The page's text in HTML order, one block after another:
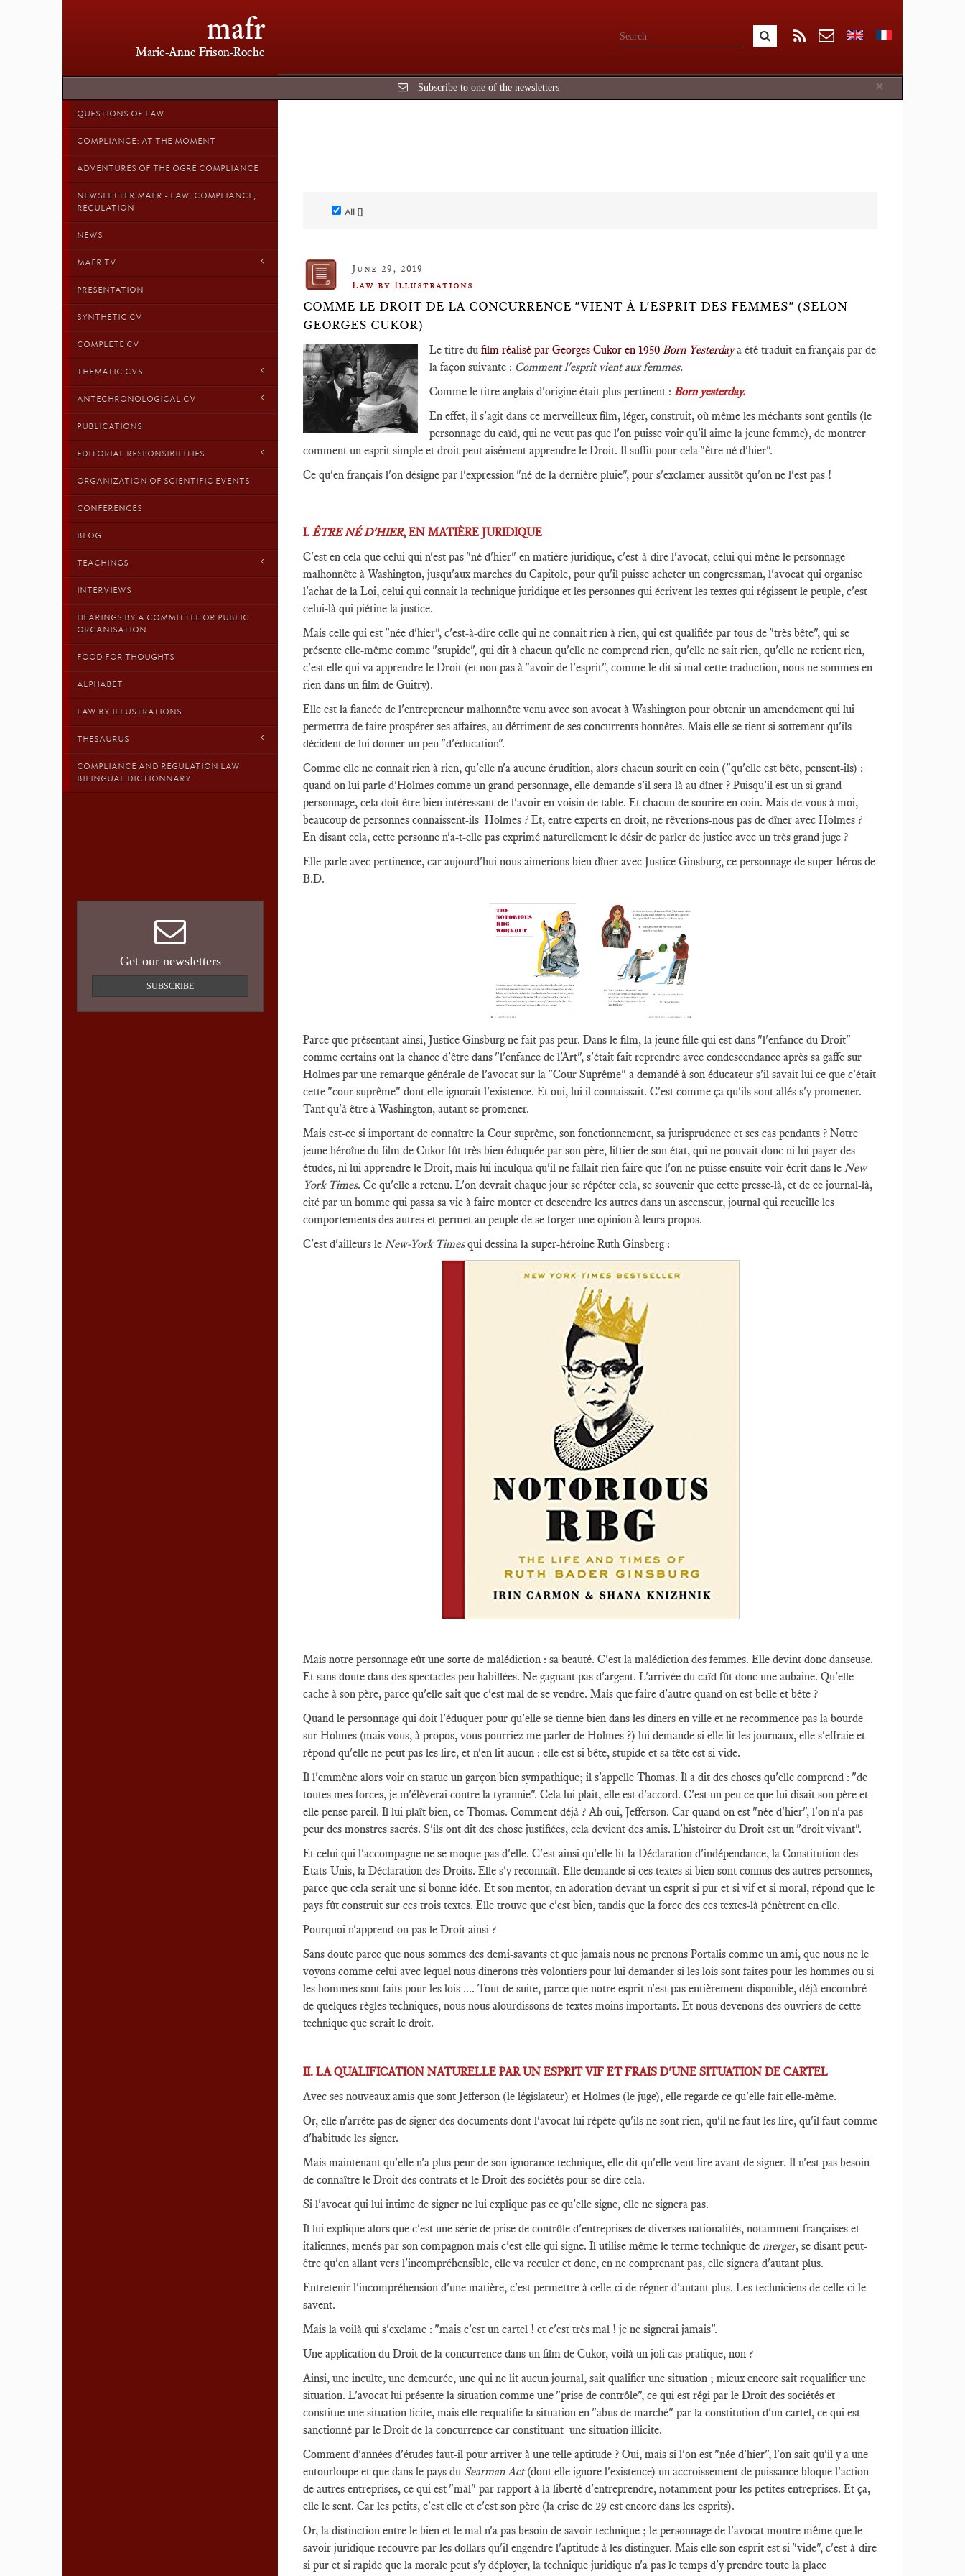
mafr
Marie-Anne Frison-Roche
×
Subscribe to one of the newsletters
QUESTIONS OF LAW
COMPLIANCE: AT THE MOMENT
ADVENTURES OF THE OGRE COMPLIANCE
NEWSLETTER MAFR - LAW, COMPLIANCE,
REGULATION
NEWS
MAFR TV
PRESENTATION
SYNTHETIC CV
COMPLETE CV
THEMATIC CVS
ANTECHRONOLOGICAL CV
PUBLICATIONS
EDITORIAL RESPONSIBILITIES
ORGANIZATION OF SCIENTIFIC EVENTS
CONFERENCES
BLOG
TEACHINGS
INTERVIEWS
HEARINGS BY A COMMITTEE OR PUBLIC
ORGANISATION
FOOD FOR THOUGHTS
ALPHABET
LAW BY ILLUSTRATIONS
THESAURUS
COMPLIANCE AND REGULATION LAW
BILINGUAL DICTIONNARY
Get our newsletters
SUBSCRIBE
All []
June 29, 2019
Law by Illustrations
COMME LE DROIT DE LA CONCURRENCE "VIENT À L'ESPRIT DES FEMMES" (SELON
GEORGES CUKOR)
Le titre du film réalisé par Georges Cukor en 1950 Born Yesterdaya été traduit en français par de
la façon suivante : Comment l'esprit vient aux femmes.
Comme le titre anglais d'origine était plus pertinent : Born yesterday.
En effet, il s'agit dans ce merveilleux film, léger, construit, où même les méchants sont gentils (le
personnage du caïd, qui ne veut pas que l'on puisse voir qu'il aime la jeune femme), de montrer
comment un esprit simple et droit peut aisément apprendre le Droit. Il suffit pour cela "être né d'hier".
Ce qu'en français l'on désigne par l'expression "né de la dernière pluie", pour s'exclamer aussitôt qu'on ne l'est pas !
I. ÊTRE NÉ D'HIER, EN MATIÈRE JURIDIQUE
C'est en cela que celui qui n'est pas "né d'hier" en matière juridique, c'est-à-dire l'avocat, celui qui mène le personnage
malhonnête à Washington, jusqu'aux marches du Capitole, pour qu'il puisse acheter un congressman, l'avocat qui organise
l'achat de la Loi, celui qui connait la technique juridique et les personnes qui écrivent les textes qui régissent le peuple, c'est
celui-là qui piétine la justice.
Mais celle qui est "née d'hier", c'est-à-dire celle qui ne connait rien à rien, qui est qualifiée par tous de "très bête", qui se
présente elle-même comme "stupide", qui dit à chacun qu'elle ne comprend rien, qu'elle ne sait rien, qu'elle ne retient rien,
c'est elle qui va apprendre le Droit (et non pas à "avoir de l'esprit", comme le dit si mal cette traduction, nous ne sommes en
rien dans un film de Guitry).
Elle est la fiancée de l'entrepreneur malhonnête venu avec son avocat à Washington pour obtenir un amendement qui lui
permettra de faire prospérer ses affaires, au détriment de ses concurrents honnêtes. Mais elle se tient si sottement qu'ils
décident de lui donner un peu "d'éducation".
Comme elle ne connait rien à rien, qu'elle n'a aucune érudition, alors chacun sourit en coin ("qu'elle est bête, pensent-ils) :
quand on lui parle d'Holmes comme un grand personnage, elle demande s'il sera là au dîner ? Puisqu'il est un si grand
personnage, cela doit être bien intéressant de l'avoir en voisin de table. Et chacun de sourire en coin. Mais de vous à moi,
beaucoup de personnes connaissent-ils Holmes ? Et, entre experts en droit, ne rêverions-nous pas de dîner avec Holmes ?
En disant cela, cette personne n'a-t-elle pas exprimé naturellement le désir de parler de justice avec un très grand juge ?
Elle parle avec pertinence, car aujourd'hui nous aimerions bien dîner avec Justice Ginsburg, ce personnage de super-héros de
B.D.
Parce que présentant ainsi, Justice Ginsburg ne fait pas peur. Dans le film, la jeune fille qui est dans "l'enfance du Droit"
comme certains ont la chance d'être dans "l'enfance de l'Art", s'était fait reprendre avec condescendance après sa gaffe sur
Holmes par une remarque générale de l'avocat sur la "Cour Suprême" a demandé à son éducateur s'il savait lui ce que c'était
cette "cour suprême" dont elle ignorait l'existence. Et oui, lui il connaissait. C'est comme ça qu'ils sont allés s'y promener.
Tant qu'à être à Washington, autant se promener.
Mais est-ce si important de connaître la Cour suprême, son fonctionnement, sa jurisprudence et ses cas pendants ? Notre
jeune héroîne du film de Cukor fût très bien éduquée par son père, liftier de son état, qui ne pouvait donc ni lui payer des
études, ni lui apprendre le Droit, mais lui inculqua qu'il ne fallait rien faire que l'on ne puisse ensuite voir écrit dans le New
York Times. Ce qu'elle a retenu. L'on devrait chaque jour se répéter cela, se souvenir que cette presse-là, et de ce journal-là,
cité par un homme qui passa sa vie à faire monter et descendre les autres dans un ascenseur, journal qui recueille les
comportements des autres et permet au peuple de se forger une opinion à leurs propos.
C'est d'ailleurs le New-York Timesqui dessina la super-héroine Ruth Ginsberg :
Mais notre personnage eût une sorte de malédiction : sa beauté. C'est la malédiction des femmes. Elle devint donc danseuse.
Et sans doute dans des spectacles peu habillées. Ne gagnant pas d'argent. L'arrivée du caïd fût donc une aubaine. Qu'elle
cache à son père, parce qu'elle sait que c'est mal de se vendre. Mais que faire d'autre quand on est belle et bête ?
Quand le personnage qui doit l'éduquer pour qu'elle se tienne bien dans les diners en ville et ne recommence pas la bourde
sur Holmes (mais vous, à propos, vous pourriez me parler de Holmes ?) lui demande si elle lit les journaux, elle s'effraie et
répond qu'elle ne peut pas les lire, et n'en lit aucun : elle est si bête, stupide et sa tête est si vide.
Il l'emmène alors voir en statue un garçon bien sympathique; il s'appelle Thomas. Il a dit des choses qu'elle comprend : "de
toutes mes forces, je m'élèverai contre la tyrannie". Cela lui plait, elle est d'accord. C'est un peu ce que lui disait son père et
elle pense pareil. Il lui plaît bien, ce Thomas. Comment déjà ? Ah oui, Jefferson. Car quand on est "née d'hier", l'on n'a pas
peur des monstres sacrés. S'ils ont dit des chose justifiées, cela devient des amis. L'histoirer du Droit est un "droit vivant".
Et celui qui l'accompagne ne se moque pas d'elle. C'est ainsi qu'elle lit la Déclaration d'indépendance, la Constitution des
Etats-Unis, la Déclaration des Droits. Elle s'y reconnaît. Elle demande si ces textes si bien sont connus des autres personnes,
parce que cela serait une si bonne idée. Et son mentor, en adoration devant un esprit si pur et si vif et si moral, répond que le
pays fût construit sur ces trois textes. Elle trouve que c'est bien, tandis que la force des ces textes-là pénètrent en elle.
Pourquoi n'apprend-on pas le Droit ainsi ?
Sans doute parce que nous sommes des demi-savants et que jamais nous ne prenons Portalis comme un ami, que nous ne le
voyons comme celui avec lequel nous dinerons très volontiers pour lui demander si les lois sont faites pour les hommes ou si
les hommes sont faits pour les lois .... Tout de suite, parce que notre esprit n'est pas entièrement disponible, déjà encombré
de quelques règles techniques, nous nous alourdissons de textes moins importants. Et nous devenons des ouvriers de cette
technique que serait le droit.
II. LA QUALIFICATION NATURELLE PAR UN ESPRIT VIF ET FRAIS D'UNE SITUATION DE CARTEL
Avec ses nouveaux amis que sont Jefferson (le législateur) et Holmes (le juge), elle regarde ce qu'elle fait elle-même.
Or, elle n'arrête pas de signer des documents dont l'avocat lui répète qu'ils ne sont rien, qu'il ne faut les lire, qu'il faut comme
d'habitude les signer.
Mais maintenant qu'elle n'a plus peur de son ignorance technique, elle dit qu'elle veut lire avant de signer. Il n'est pas besoin
de connaître le Droit des contrats et le Droit des sociétés pour se dire cela.
Si l'avocat qui lui intime de signer ne lui explique pas ce qu'elle signe, elle ne signera pas.
Il lui explique alors que c'est une série de prise de contrôle d'entreprises de diverses nationalités, notamment françaises et
italiennes, menés par son compagnon mais c'est elle qui signe. Il utilise même le terme technique de merger, se disant peut-
être qu'en allant vers l'incompréhensible, elle va reculer et donc, en ne comprenant pas, elle signera d'autant plus.
Entretenir l'incompréhension d'une matière, c'est permettre à celle-ci de régner d'autant plus. Les techniciens de celle-ci le
savent.
Mais la voilà qui s'exclame : "mais c'est un cartel ! et c'est très mal ! je ne signerai jamais".
Une application du Droit de la concurrence dans un film de Cukor, voilà un joli cas pratique, non ?
Ainsi, une inculte, une demeurée, une qui ne lit aucun journal, sait qualifier une situation ; mieux encore sait requalifier une
situation. L'avocat lui présente la situation comme une "prise de contrôle", ce qui est régi par le Droit des sociétés et
constitue une situation licite, mais elle requalifie la situation en "abus de marché" par la constitution d'un cartel, ce qui est
sanctionné par le Droit de la concurrence car constituant une situation illicite.
Comment d'années d'études faut-il pour arriver à une telle aptitude ? Oui, mais si l'on est "née d'hier", l'on sait qu'il y a une
entourloupe et que dans le pays du Searman Act(dont elle ignore l'existence) un accroissement de puissance bloque l'action
de autres entreprises, ce qui est "mal" par rapport à la liberté d'entreprendre, notamment pour les petites entreprises. Et ça,
elle le sent. Car les petits, c'est elle et c'est son père (la crise de 29 est encore dans les esprits).
Or, la distinction entre le bien et le mal n'a pas besoin de savoir technique ; le personnage de l'avocat montre même que le
savoir juridique recouvre par les dollars qu'il engendre l'aptitude à les distinguer. Mais elle son esprit est si "vide", c'est-à-dire
si pur et si rapide que la morale peut s'y déployer, la technique juridique n'a pas le temps d'y prendre toute la place